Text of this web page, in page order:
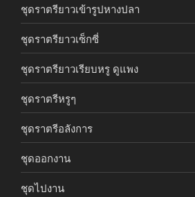
ชุดราตรียาวเข้ารูปหางปลา
ชุดราตรียาวเซ็กซี่
ชุดราตรียาวเรียบหรู ดูแพง
ชุดราตรีหรูๆ
ชุดราตรีอลังการ
ชุดออกงาน
ชุดไปงาน